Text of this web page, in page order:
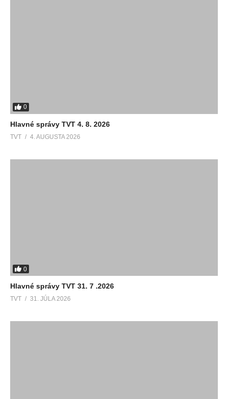
0
Hlavné správy TVT 4. 8. 2026
TVT 4. AUGUSTA 2026
0
Hlavné správy TVT 31. 7 .2026
TVT 31. JÚLA 2026